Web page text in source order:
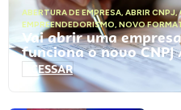
ABERTURA DE EMPRESA, ABRIR CNPJ,
EMPREENDEDORISMO, NOVO
Vai abrir uma
funciona o novo
ACESSAR